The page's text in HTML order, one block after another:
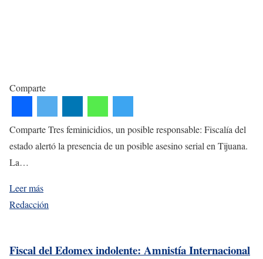
Comparte
Comparte Tres feminicidios, un posible responsable: Fiscalía del
estado alertó la presencia de un posible asesino serial en Tijuana.
La…
Leer más
Redacción
Fiscal del Edomex indolente: Amnistía Internacional